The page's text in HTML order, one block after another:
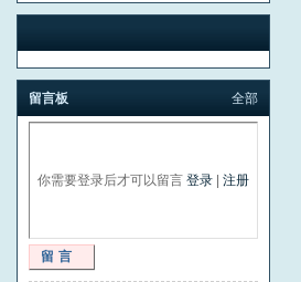
留言板 全部
你需要登录后才可以留言 登录 注册
留言